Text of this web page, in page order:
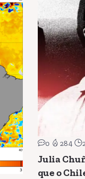
0 284
Julia
que o